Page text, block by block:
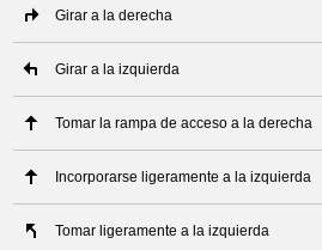
Girar a la derecha
Girar a la izquierda
Tomar la rampa de acceso a la derecha
Incorporarse ligeramente a la izquierda
Tomar ligeramente a la izquierda